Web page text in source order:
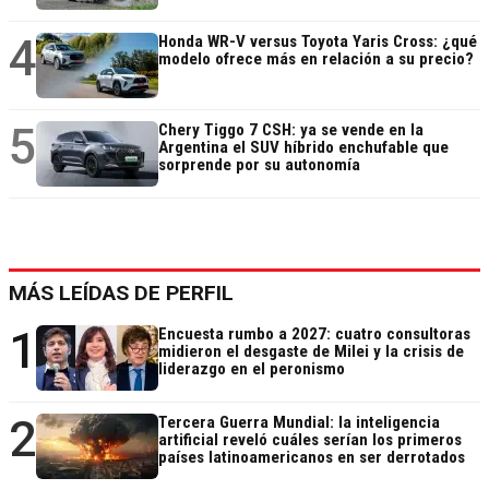
4
Honda WR-V versus Toyota Yaris Cross: ¿qué
modelo ofrece más en relación a su precio?
5
Chery Tiggo 7 CSH: ya se vende en la
Argentina el SUV híbrido enchufable que
sorprende por su autonomía
MÁS LEÍDAS DE PERFIL
1
Encuesta rumbo a 2027: cuatro consultoras
midieron el desgaste de Milei y la crisis de
liderazgo en el peronismo
2
Tercera Guerra Mundial: la inteligencia
artificial reveló cuáles serían los primeros
países latinoamericanos en ser derrotados